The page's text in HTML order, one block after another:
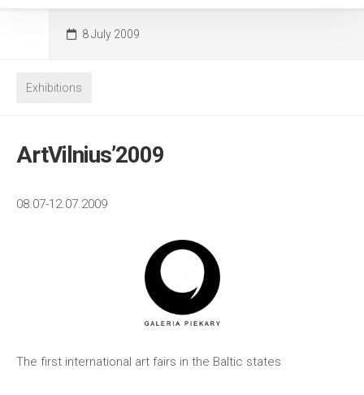
8 July 2009
Exhibitions
ArtVilnius’2009
08.07-12.07.2009
The first international art fairs in the Baltic states